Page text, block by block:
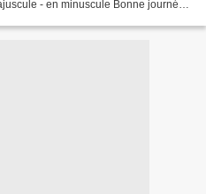
- en minuscule Bonne journée